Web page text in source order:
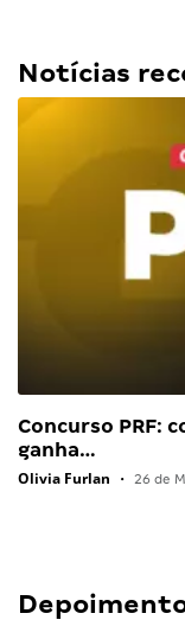
Notícias
Concurso PRF:
ganha…
Olivia Furlan • 26 de